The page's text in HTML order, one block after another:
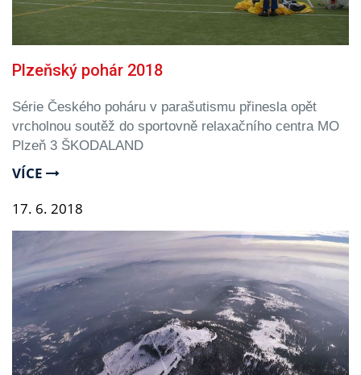
Plzeňský pohár 2018
Série Českého poháru v parašutismu přinesla opět
vrcholnou soutěž do sportovně relaxačního centra MO
Plzeň 3 ŠKODALAND
VÍCE
17. 6. 2018